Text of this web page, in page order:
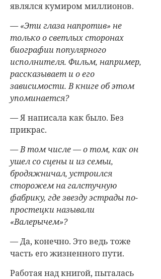
являлся кумиром миллионов.
— «Эти глаза напротив» не
только о светлых сторонах
биографии популярного
исполнителя. Фильм, например,
рассказывает и о его
зависимости. В книге об этом
упоминается?
— Я написала как было. Без
прикрас.
— В том числе — о том, как он
ушел со сцены и из семьи,
бродяжничал, устроился
сторожем на галстучную
фабрику, где звезду эстрады по-
простецки называли
«Валерычем»?
— Да, конечно. Это ведь тоже
часть его жизненного пути.
Работая над книгой, пыталась